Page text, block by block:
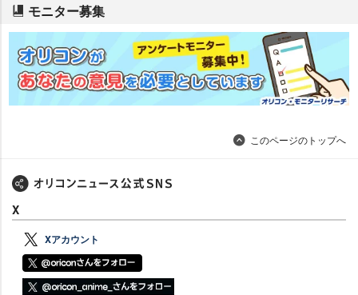
モニター募集
このページのトップへ
X
Xアカウント